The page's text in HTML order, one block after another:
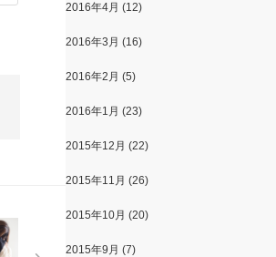
2016年4月 (12)
2016年3月 (16)
2016年2月 (5)
2016年1月 (23)
2015年12月 (22)
2015年11月 (26)
2015年10月 (20)
2015年9月 (7)